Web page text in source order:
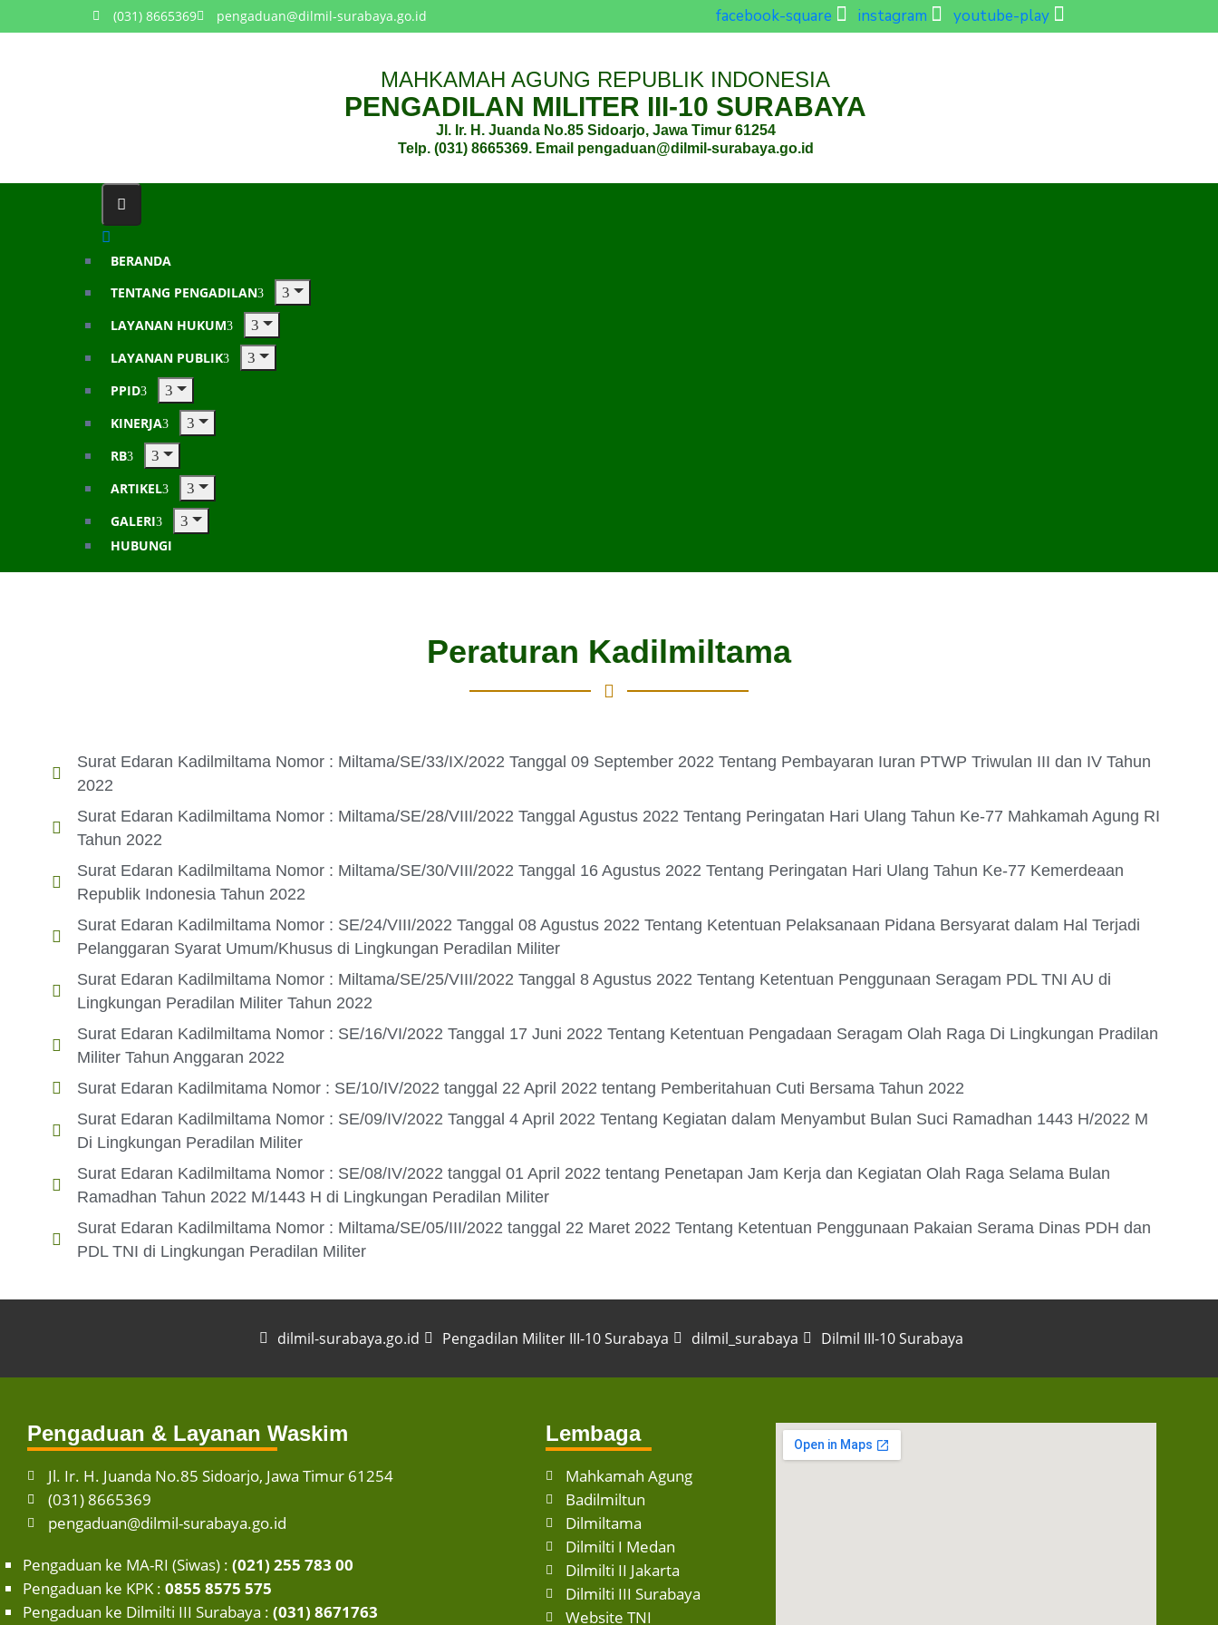
(031) 8665369 pengaduan@dilmil-surabaya.go.id facebook-square instagram youtube-play
MAHKAMAH AGUNG REPUBLIK INDONESIA
PENGADILAN MILITER III-10 SURABAYA
Jl. Ir. H. Juanda No.85 Sidoarjo, Jawa Timur 61254
Telp. (031) 8665369. Email pengaduan@dilmil-surabaya.go.id
BERANDA
TENTANG PENGADILAN
LAYANAN HUKUM
LAYANAN PUBLIK
PPID
KINERJA
RB
ARTIKEL
GALERI
HUBUNGI
Peraturan Kadilmiltama
Surat Edaran Kadilmiltama Nomor : Miltama/SE/33/IX/2022 Tanggal 09 September 2022 Tentang Pembayaran Iuran PTWP Triwulan III dan IV Tahun
2022
Surat Edaran Kadilmiltama Nomor : Miltama/SE/28/VIII/2022 Tanggal Agustus 2022 Tentang Peringatan Hari Ulang Tahun Ke-77 Mahkamah Agung RI
Tahun 2022
Surat Edaran Kadilmiltama Nomor : Miltama/SE/30/VIII/2022 Tanggal 16 Agustus 2022 Tentang Peringatan Hari Ulang Tahun Ke-77 Kemerdeaan
Republik Indonesia Tahun 2022
Surat Edaran Kadilmiltama Nomor : SE/24/VIII/2022 Tanggal 08 Agustus 2022 Tentang Ketentuan Pelaksanaan Pidana Bersyarat dalam Hal Terjadi
Pelanggaran Syarat Umum/Khusus di Lingkungan Peradilan Militer
Surat Edaran Kadilmiltama Nomor : Miltama/SE/25/VIII/2022 Tanggal 8 Agustus 2022 Tentang Ketentuan Penggunaan Seragam PDL TNI AU di
Lingkungan Peradilan Militer Tahun 2022
Surat Edaran Kadilmiltama Nomor : SE/16/VI/2022 Tanggal 17 Juni 2022 Tentang Ketentuan Pengadaan Seragam Olah Raga Di Lingkungan Pradilan
Militer Tahun Anggaran 2022
Surat Edaran Kadilmitama Nomor : SE/10/IV/2022 tanggal 22 April 2022 tentang Pemberitahuan Cuti Bersama Tahun 2022
Surat Edaran Kadilmiltama Nomor : SE/09/IV/2022 Tanggal 4 April 2022 Tentang Kegiatan dalam Menyambut Bulan Suci Ramadhan 1443 H/2022 M
Di Lingkungan Peradilan Militer
Surat Edaran Kadilmiltama Nomor : SE/08/IV/2022 tanggal 01 April 2022 tentang Penetapan Jam Kerja dan Kegiatan Olah Raga Selama Bulan
Ramadhan Tahun 2022 M/1443 H di Lingkungan Peradilan Militer
Surat Edaran Kadilmiltama Nomor : Miltama/SE/05/III/2022 tanggal 22 Maret 2022 Tentang Ketentuan Penggunaan Pakaian Serama Dinas PDH dan
PDL TNI di Lingkungan Peradilan Militer
dilmil-surabaya.go.id Pengadilan Militer III-10 Surabaya dilmil_surabaya Dilmil III-10 Surabaya
Pengaduan & Layanan Waskim
Jl. Ir. H. Juanda No.85 Sidoarjo, Jawa Timur 61254
(031) 8665369
pengaduan@dilmil-surabaya.go.id
Pengaduan ke MA-RI (Siwas) : (021) 255 783 00
Pengaduan ke KPK : 0855 8575 575
Pengaduan ke Dilmilti III Surabaya : (031) 8671763
Lembaga
Mahkamah Agung
Badilmiltun
Dilmiltama
Dilmilti I Medan
Dilmilti II Jakarta
Dilmilti III Surabaya
Website TNI